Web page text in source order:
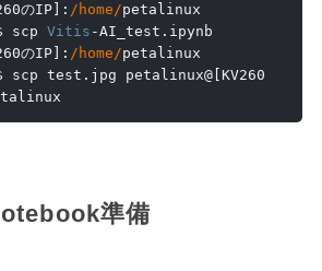
のIP]: /home/petalinux
scp Vitis -AI_test . ipynb
のIP]: /home/petalinux
scp test . jpg petalinux@[ KV260
準備